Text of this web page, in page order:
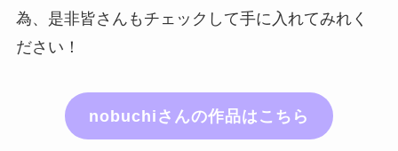
為、是非皆さんもチェックして手に入れてみれく
ださい！
nobuchiさんの作品はこちら